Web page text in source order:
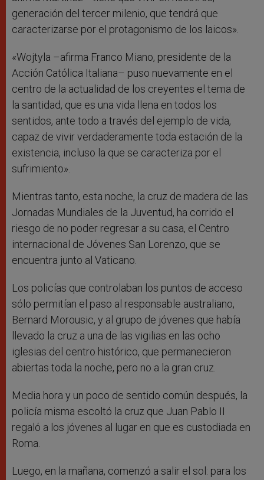
generación del tercer milenio, que tendrá que
caracterizarse por el protagonismo de los laicos».
«Wojtyla –afirma Franco Miano, presidente de la
Acción Católica Italiana– puso nuevamente en el
centro de la actualidad de los creyentes el tema de
la santidad, que es una vida llena en todos los
sentidos, ante todo a través del ejemplo de vida,
capaz de vivir verdaderamente toda estación de la
existencia, incluso la que se caracteriza por el
sufrimiento».
Mientras tanto, esta noche, la cruz de madera de las
Jornadas Mundiales de la Juventud, ha corrido el
riesgo de no poder regresar a su casa, el Centro
internacional de Jóvenes San Lorenzo, que se
encuentra junto al Vaticano.
Los policías que controlaban los puntos de acceso
sólo permitían el paso al responsable australiano,
Bernard Morousic, y al grupo de jóvenes que había
llevado la cruz a una de las vigilias en las ocho
iglesias del centro histórico, que permanecieron
abiertas toda la noche, pero no a la gran cruz.
Media hora y un poco de sentido común después, la
policía misma escoltó la cruz que Juan Pablo II
regaló a los jóvenes al lugar en que es custodiada en
Roma.
Luego, en la mañana, comenzó a salir el sol: para los